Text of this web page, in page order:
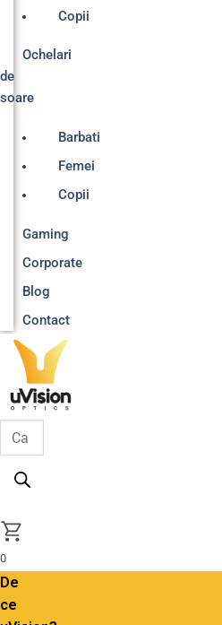
Copii
Ochelari
de
soare
Barbati
Femei
Copii
Gaming
Corporate
Blog
Contact
search
0
De
ce